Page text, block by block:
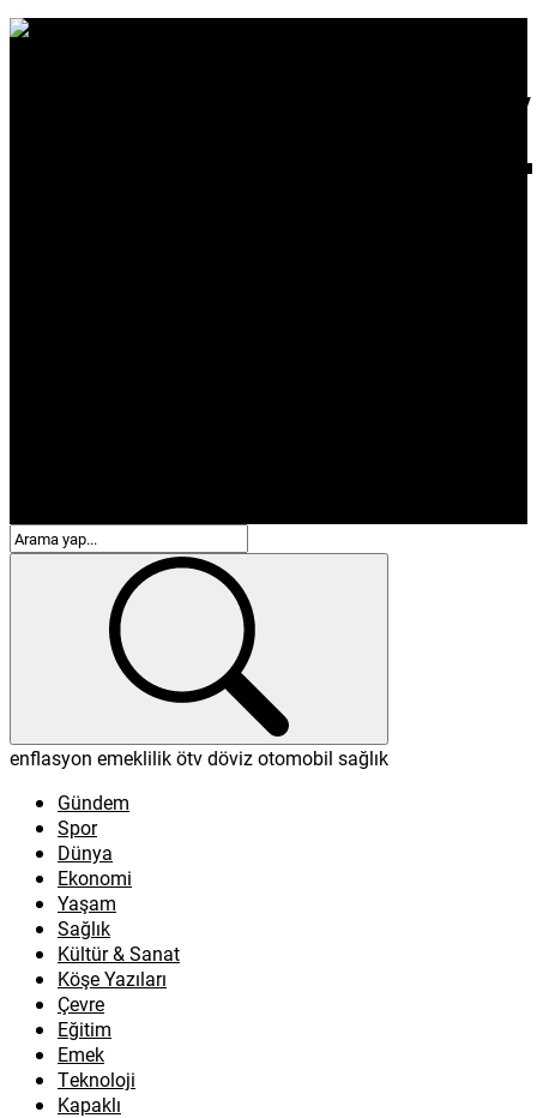
enflasyon emeklilikötvdövizotomobil sağlık
Gündem
Spor
Dünya
Ekonomi
Yaşam
Sağlık
Kültür & Sanat
Köşe Yazıları
Çevre
Eğitim
Emek
Teknoloji
Kapaklı